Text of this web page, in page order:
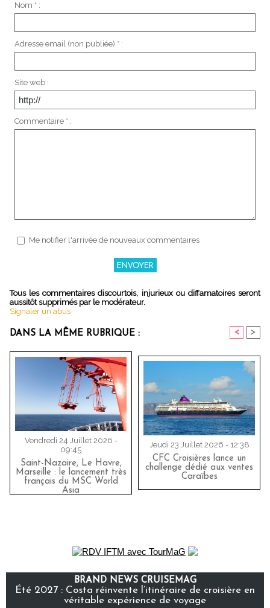
Nom * :
Adresse email (non publiée) * :
Site web :
Commentaire * :
Me notifier l'arrivée de nouveaux commentaires
Tous les commentaires discourtois, injurieux ou diffamatoires seront
aussitôt supprimés par le modérateur.
Signaler un abus
DANS LA MÊME RUBRIQUE : < >
Vendredi 24 Juillet 2026 -
09:45
Saint-Nazaire, Le Havre,
Marseille : le lancement très
français du MSC World
Asia
Jeudi 23 Juillet 2026 - 12:38
CFC Croisières lance un
challenge dédié aux ventes
Caraïbes
BRAND NEWS CRUISEMAG
Été 2027 : Costa réinvente l’itinéraire de croisière en
véritable expérience de voyage